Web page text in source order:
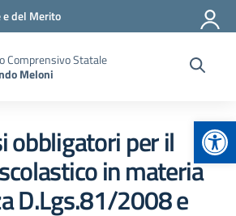
del Merito
Comprensivo Statale
Meloni
obbligatori per il
in materia
D.Lgs.81/2008 e